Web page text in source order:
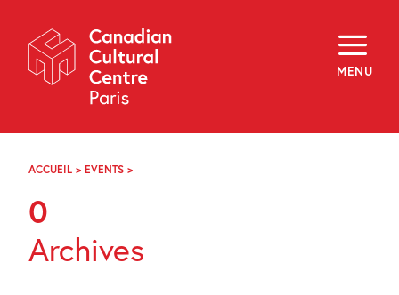
Navigation
MENU
About
Programming
Off-Site
Explore
Archives
FR
ACCUEIL > EVENTS >
0
Archives